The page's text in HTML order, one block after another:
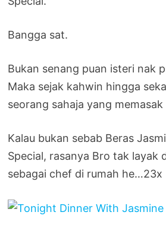
Bangga sat.
Bukan senang puan isteri nak
Maka sejak kahwin hingga
seorang sahaja yang
Kalau bukan sebab Beras
Special, rasanya Bro tak layak
sebagai chef di rumah he…23x